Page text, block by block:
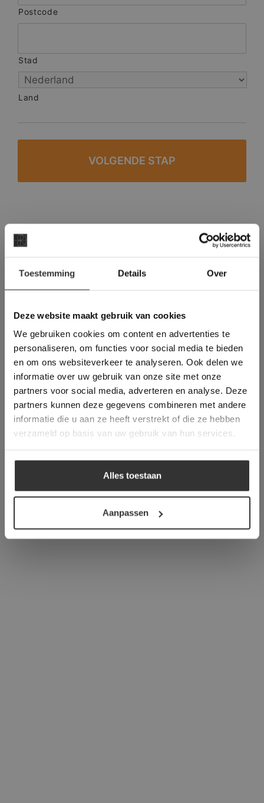
Toestemming Details Over
Deze website maakt gebruik van cookies
We gebruiken cookies om content en advertenties te
personaliseren, om functies voor social media te bieden
en om ons websiteverkeer te analyseren. Ook delen we
informatie over uw gebruik van onze site met onze
partners voor social media, adverteren en analyse. Deze
partners kunnen deze gegevens combineren met andere
informatie die u aan ze heeft verstrekt of die ze hebben
verzameld op basis van uw gebruik van hun services.
Alles toestaan
Aanpassen
Postcode
Stad
Land
#1 in de categorie vloeren op Trustpilot
Binnen 24 uur een passende offerte
Meer dan 500 m2 showroom
Deze website maakt
gebruik van cookies.
This Cookie Banner was deleted and is no
longer working. Please contact the website
administrator.
Deze website gebruikt cookies om de
gebruikerservaring te verbeteren. Door
gebruik te maken van onze website geeft u
toestemming voor alle cookies in
overeenstemming met ons cookiebeleid.Lees
verder
ALLES ACCEPTEREN
ALLES AFWIJZEN
DETAILS WEERGEVEN